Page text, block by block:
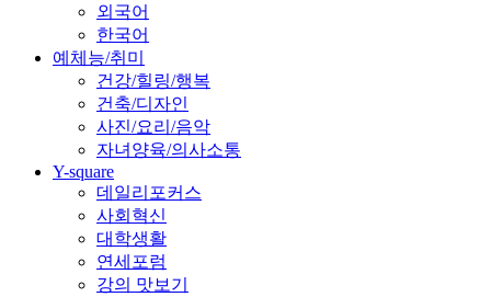
외국어
한국어
예체능/취미
건강/힐링/행복
건축/디자인
사진/요리/음악
자녀양육/의사소통
Y-square
데일리포커스
사회혁신
대학생활
연세포럼
강의 맛보기